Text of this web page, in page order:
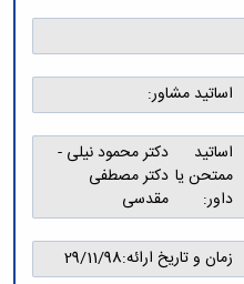
اساتید مشاور:
اساتید
ممتحن یا
داور:
دکتر محمود نیلی -
دکتر مصطفی
مقدسی
زمان و تاریخ ارائه:29/11/98